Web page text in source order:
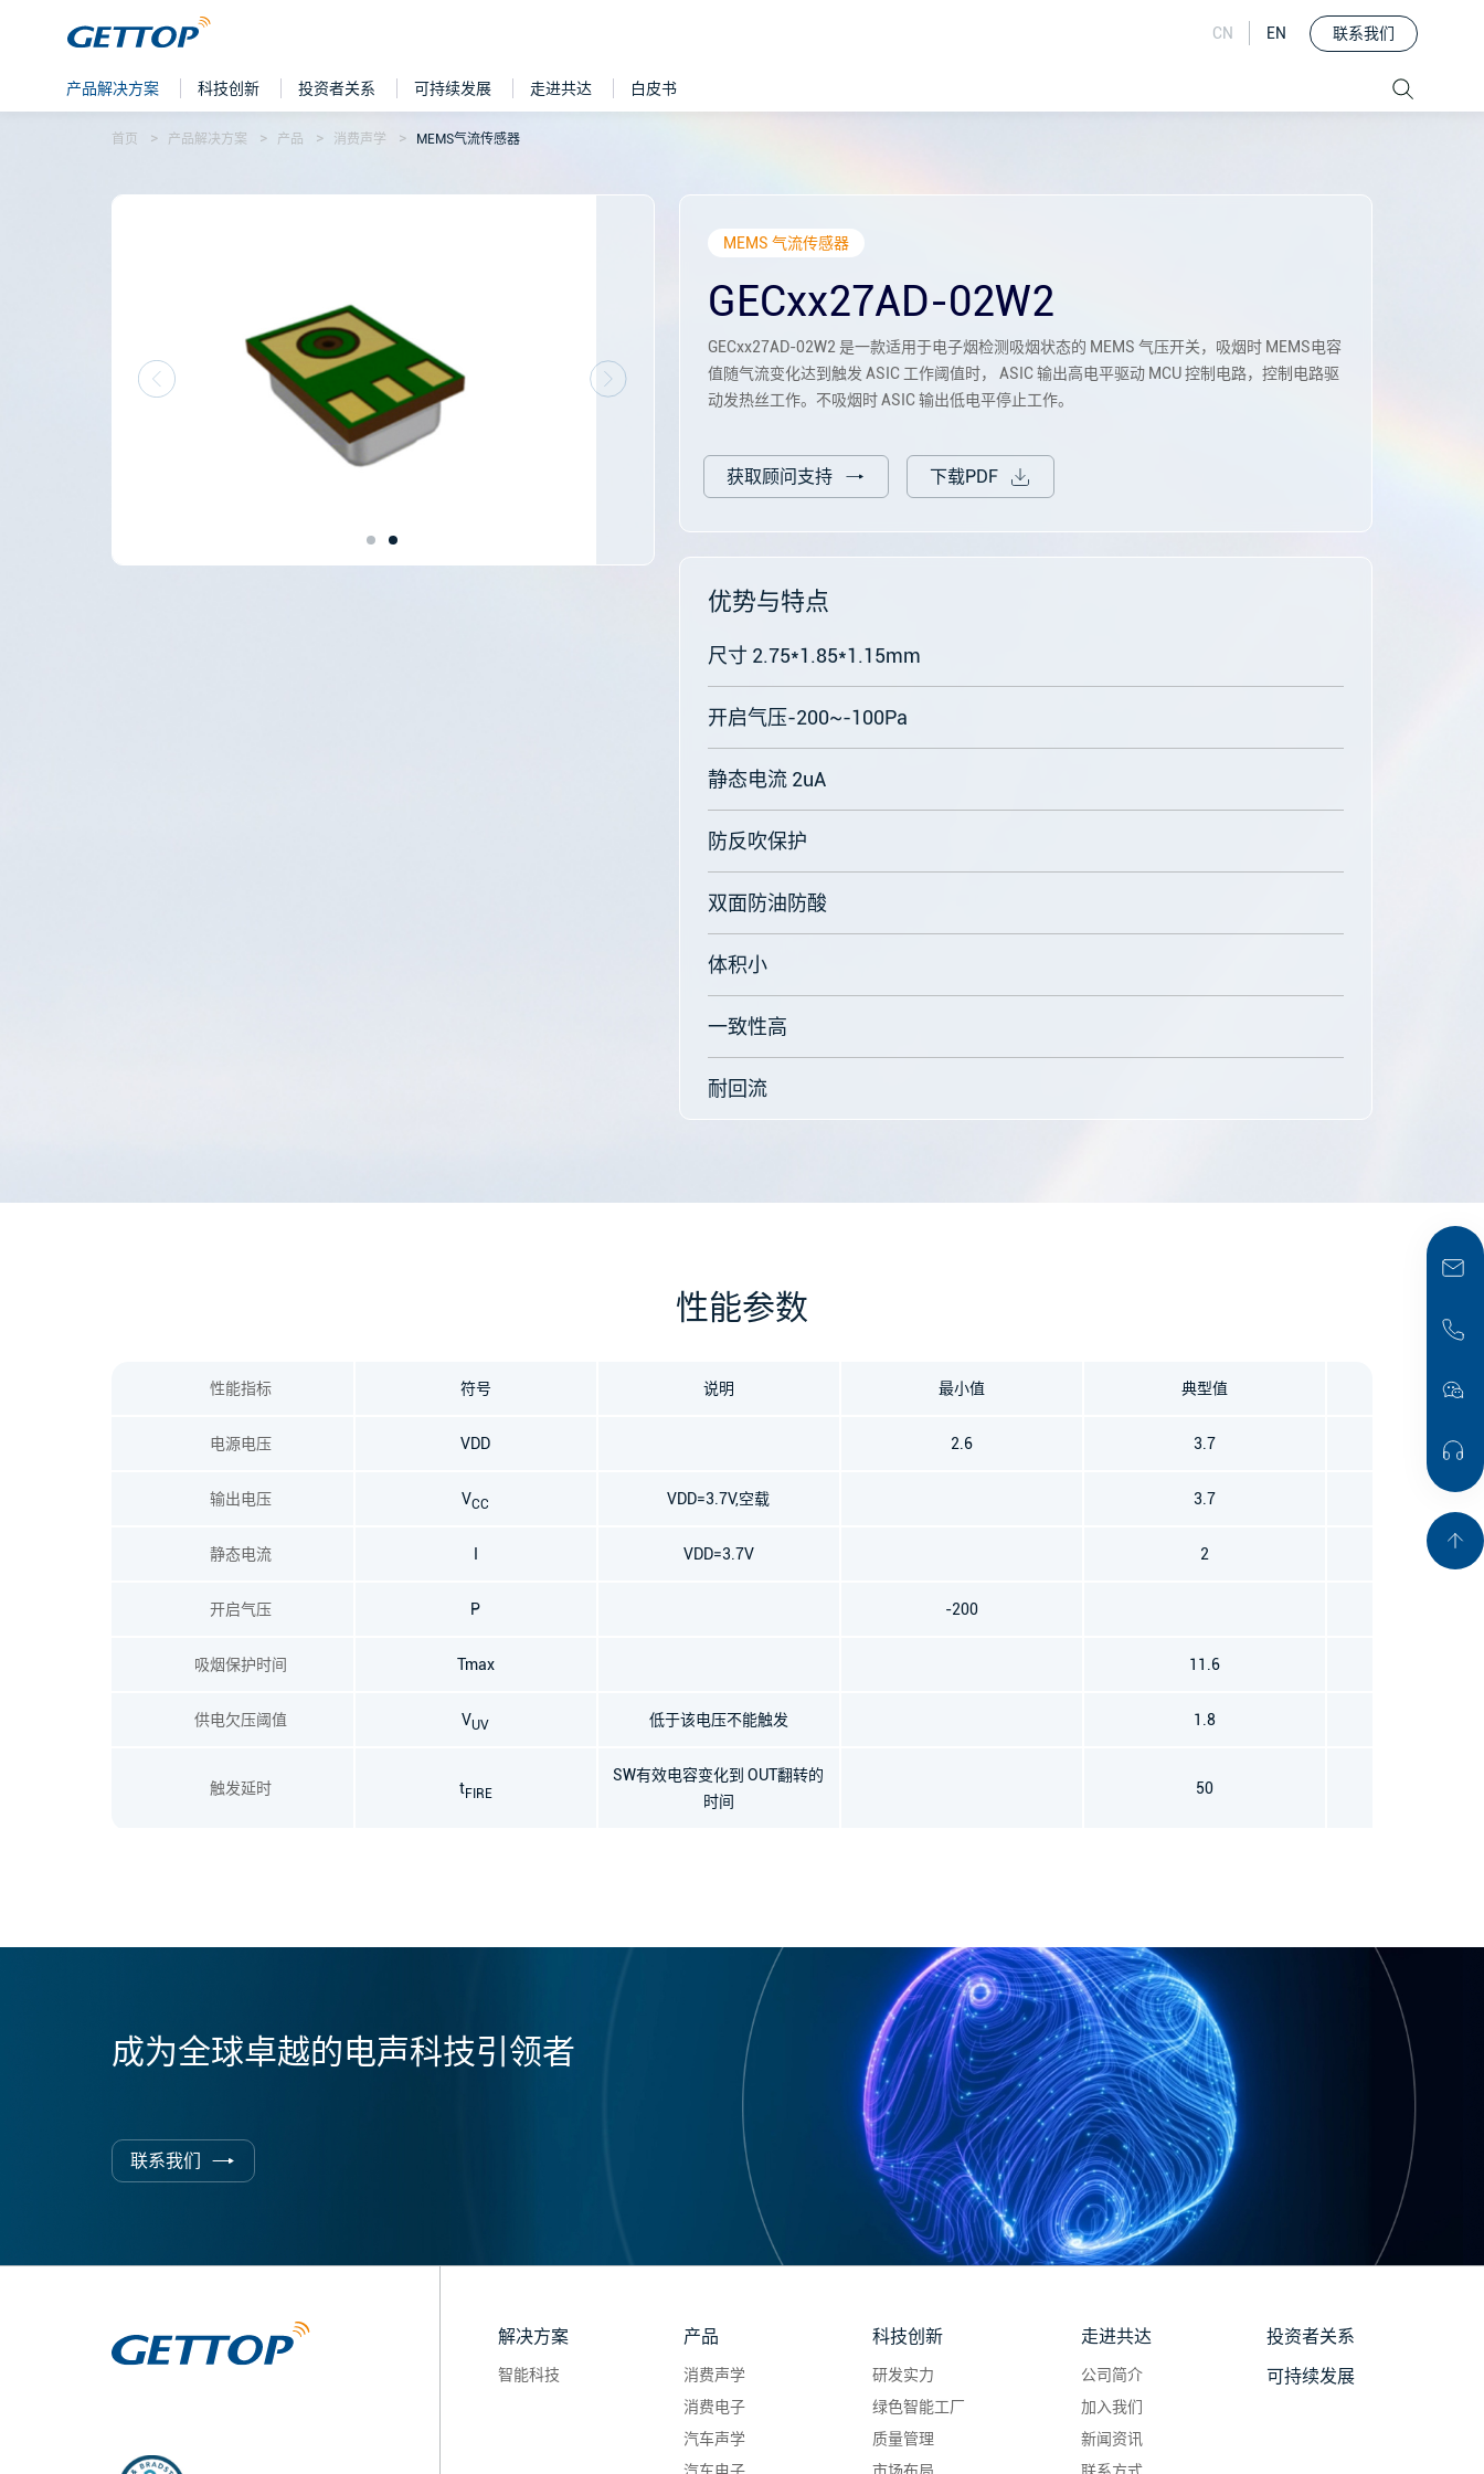
CN EN 联系我们
产品解决方案 科技创新 投资者关系 可持续发展 走进共达 白皮书
首页 产品解决方案 产品 消费声学 MEMS气流传感器
MEMS 气流传感器
GECxx27AD-02W2
GECxx27AD-02W2 是一款适用于电子烟检测吸烟状态的 MEMS 气压开关，吸烟时 MEMS电容
值随气流变化达到触发 ASIC 工作阈值时， ASIC 输出高电平驱动 MCU 控制电路，控制电路驱
动发热丝工作。不吸烟时 ASIC 输出低电平停止工作。
获取顾问支持 下载PDF
优势与特点
尺寸 2.75*1.85*1.15mm
开启气压-200~-100Pa
静态电流 2uA
防反吹保护
双面防油防酸
体积小
一致性高
耐回流
性能参数
性能指标 符号 说明 最小值 典型值 大值
电源电压 VDD 2.6 3.7 5
输出电压 VCC VDD=3.7V,空载 3.7
静态电流 VDD=3.7V 2 3.6
开启气压 P -200
吸烟保护时间 Tmax 11.6
供电欠压阈值 VUV 低于该电压不能触发 1.8
触发延时 tFIRE
SW有效电容变化到 OUT翻转的
时间
50
成为全球卓越的电声科技引领者
联系我们
解决方案
智能科技
产品
消费声学
消费电子
汽车声学
科技创新
研发实力
绿色智能工厂
质量管理
走进共达
公司简介
加入我们
新闻资讯
投资者关系
可持续发展